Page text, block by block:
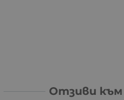
Отзиви